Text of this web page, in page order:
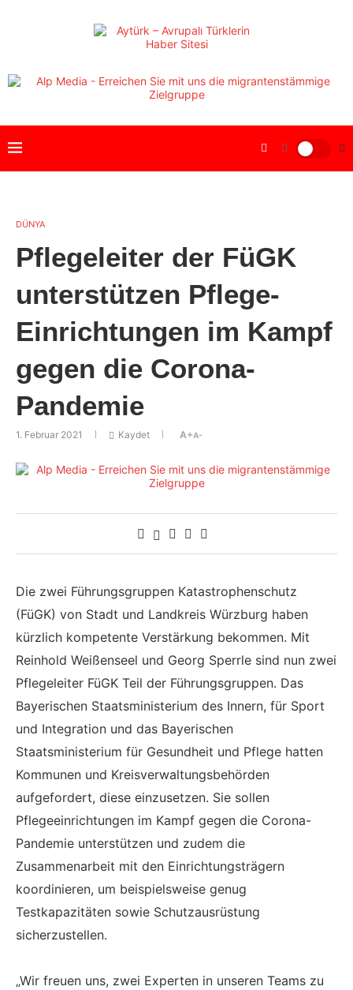
DÜNYA
Pflegeleiter der FüGK
unterstützen Pflege-
Einrichtungen im Kampf
gegen die Corona-
Pandemie
1. Februar 2021 Kaydet A+A-
Die zwei Führungsgruppen Katastrophenschutz
(FüGK) von Stadt und Landkreis Würzburg haben
kürzlich kompetente Verstärkung bekommen. Mit
Reinhold Weißenseel und Georg Sperrle sind nun zwei
Pflegeleiter FüGK Teil der Führungsgruppen. Das
Bayerischen Staatsministerium des Innern, für Sport
und Integration und das Bayerischen
Staatsministerium für Gesundheit und Pflege hatten
Kommunen und Kreisverwaltungsbehörden
aufgefordert, diese einzusetzen. Sie sollen
Pflegeeinrichtungen im Kampf gegen die Corona-
Pandemie unterstützen und zudem die
Zusammenarbeit mit den Einrichtungsträgern
koordinieren, um beispielsweise genug
Testkapazitäten sowie Schutzausrüstung
sicherzustellen.
„Wir freuen uns, zwei Experten in unseren Teams zu